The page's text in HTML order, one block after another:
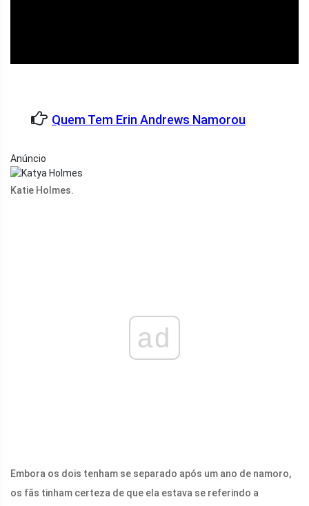
Quem Tem Erin Andrews Namorou
Anúncio
Katie Holmes.
ad
Embora os dois tenham se separado após um ano de namoro,
os fãs tinham certeza de que ela estava se referindo a